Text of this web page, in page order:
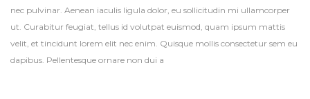
nec pulvinar. Aenean iaculis ligula dolor, eu sollicitudin mi ullamcorper
ut. Curabitur feugiat, tellus id volutpat euismod, quam ipsum mattis
velit, et tincidunt lorem elit nec enim. Quisque mollis consectetur sem eu
dapibus. Pellentesque ornare non dui a